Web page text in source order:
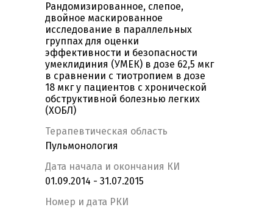
Рандомизированное, слепое,
двойное маскированное
исследование в параллельных
группах для оценки
эффективности и безопасности
умеклидиния (УМЕК) в дозе 62,5 мкг
в сравнении с тиотропием в дозе
18 мкг у пациентов с хронической
обструктивной болезнью легких
(ХОБЛ)
Терапевтическая область
Пульмонология
Дата начала и окончания КИ
01.09.2014 - 31.07.2015
Номер и дата РКИ